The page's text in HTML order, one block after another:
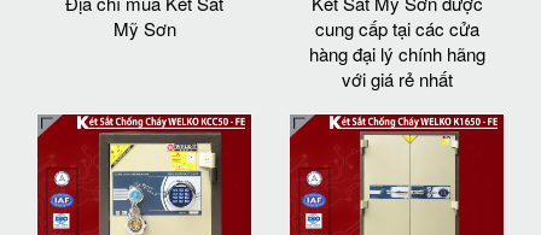
Mỹ Sơn
cung cấp tại các cửa
hàng đại lý chính hãng
với giá rẻ nhất